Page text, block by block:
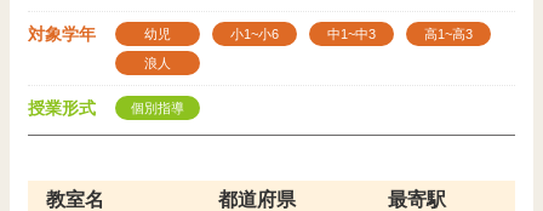
対象学年 幼児 小1~小6 中1~中3
高1~高3
浪人
授業形式 個別指導
教室名 都道府県 最寄駅